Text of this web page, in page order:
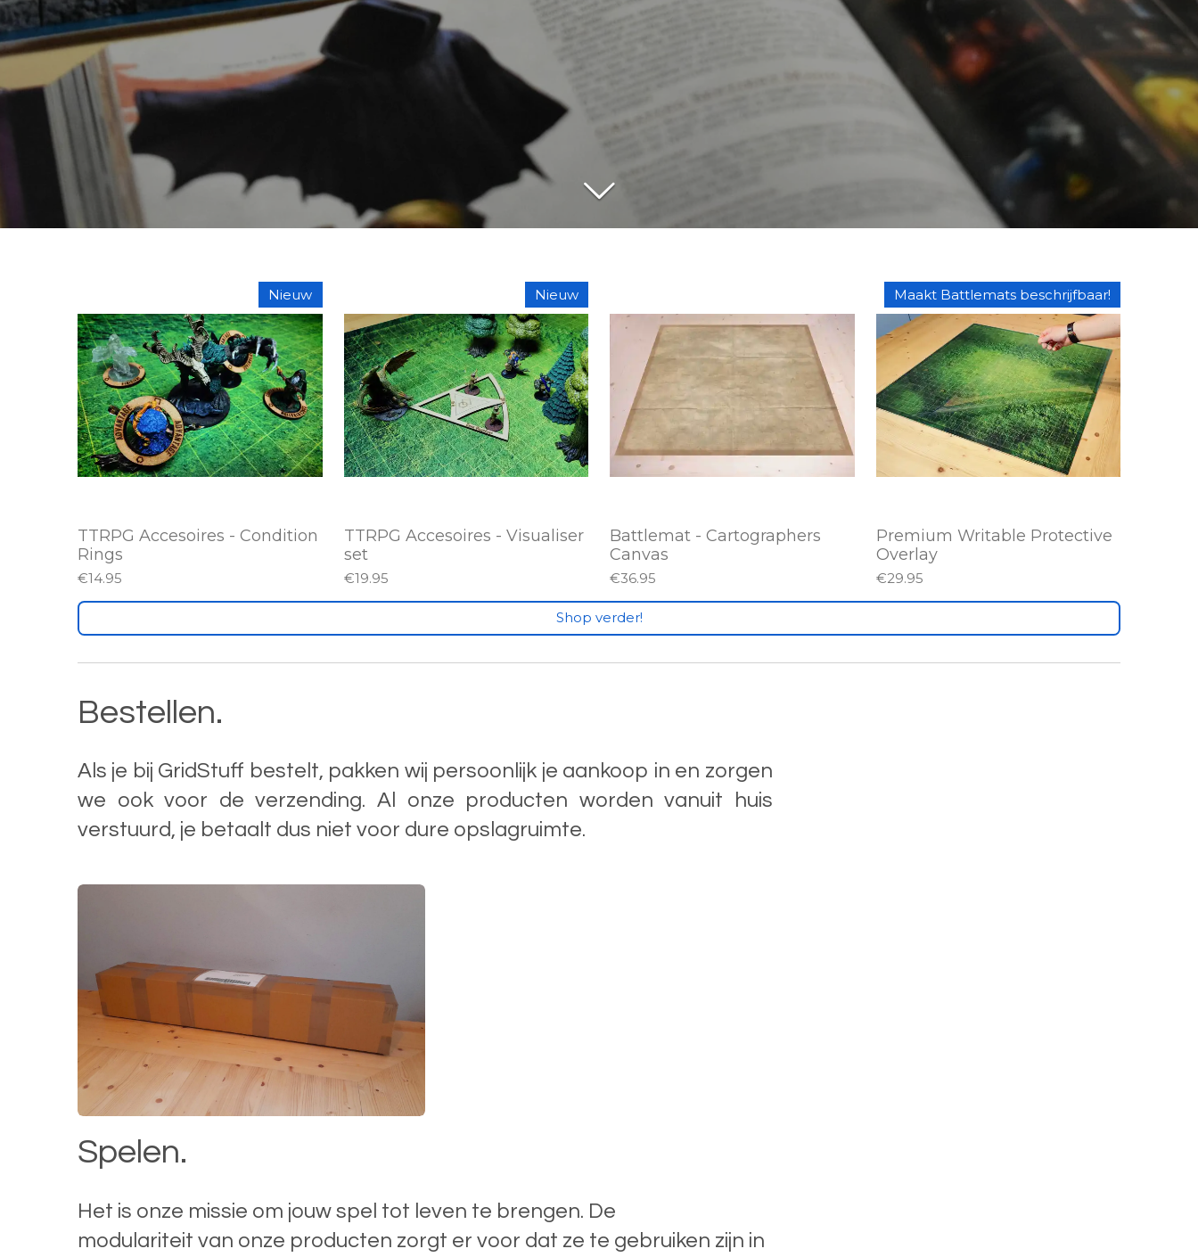
Nieuw
TTRPG Accesoires - Condition
Rings
€14.95
Nieuw
TTRPG Accesoires - Visualiser
set
€19.95
Battlemat - Cartographers
Canvas
€36.95
Maakt Battlemats beschrijfbaar!
Premium Writable Protective
Overlay
€29.95
Shop verder!
Bestellen.
Als je bij GridStuff bestelt, pakken wij persoonlijk je aankoop in en zorgen
we ook voor de verzending. Al onze producten worden vanuit huis
verstuurd, je betaalt dus niet voor dure opslagruimte.
Spelen.
Het is onze missie om jouw spel tot leven te brengen. De
modulariteit van onze producten zorgt er voor dat ze te gebruiken zijn in